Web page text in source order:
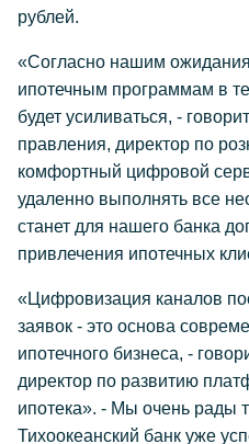
рублей.
«Согласно нашим
ипотечным программам в
будет усиливаться, -
правления, директор по
комфортный цифровой
удаленно выполнять все
станет для нашего банка
привлечения ипотечных
«Цифровизация каналов
заявок - это основа
ипотечного бизнеса, -
директор по развитию
ипотека». - Мы очень рады
Тихоокеанский банк уже